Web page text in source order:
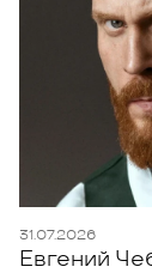
31.07.2026
Евгений